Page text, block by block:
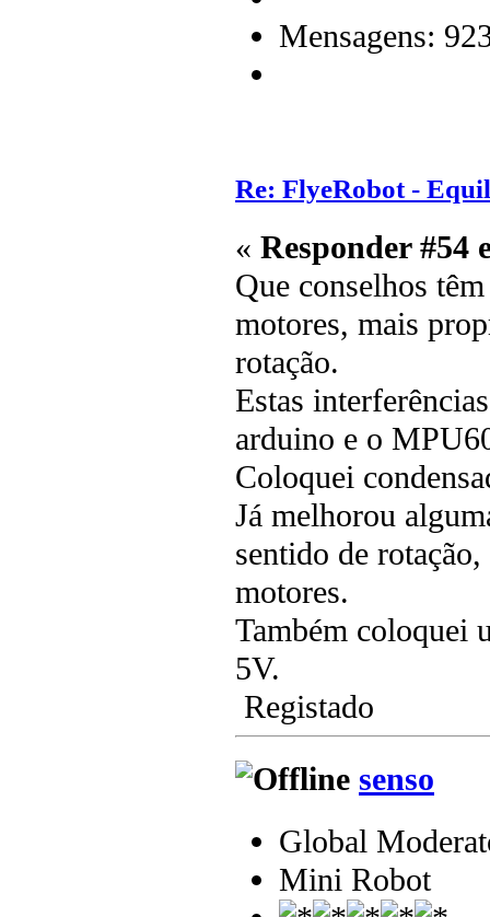
Mensagens:
Re: FlyeRobot -
« Responder #54
Que conselhos
motores, mais
rotação.
Estas
arduino e o
Coloquei
Já melhorou
sentido de
motores.
Também coloquei
5V.
Registado
senso
Global
Mini Robot